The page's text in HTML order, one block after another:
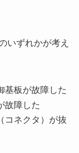
いずれかが考え
基板が故障した
故障した
コネクタ）が抜